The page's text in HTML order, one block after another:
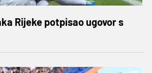
Rijeke potpisao ugovor s